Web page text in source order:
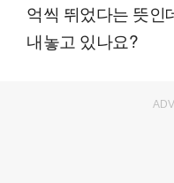
억씩 뛰었다는 뜻인
내놓고 있나요?